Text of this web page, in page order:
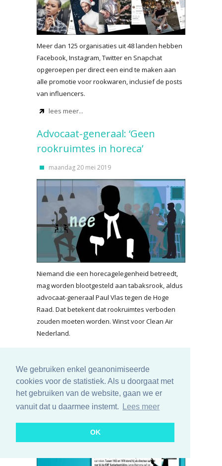
We gebruiken enkel geanonimiseerde
cookies voor de statistiek. Als u doorgaat met
het gebruiken van de website, gaan we er
vanuit dat u daarmee instemt.
Lees meer
OK
Meer dan 125 organisaties uit 48 landen hebben
Facebook, Instagram, Twitter en Snapchat
opgeroepen per direct een eind te maken aan
alle promotie voor rookwaren, inclusief de posts
van influencers.
lees meer...
Advocaat-generaal: ‘Geen
rookruimtes in horeca’
maandag 20 mei 2019
Niemand die een horecagelegenheid betreedt,
mag worden blootgesteld aan tabaksrook, aldus
advocaat-generaal Paul Vlas tegen de Hoge
Raad. Dat betekent dat rookruimtes verboden
zouden moeten worden. Winst voor Clean Air
Nederland.
KWF staat op tegen kanker,
maar vergeet het belangrijkste:
tabakspreventie
vrijdag 17 mei 2019